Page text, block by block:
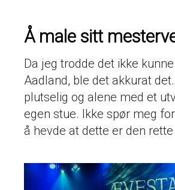
Å male sitt
Da jeg trodde det ikke
Aadland, ble det akkurat
plutselig og alene med et
egen stue. Ikke spør meg
å hevde at dette er den